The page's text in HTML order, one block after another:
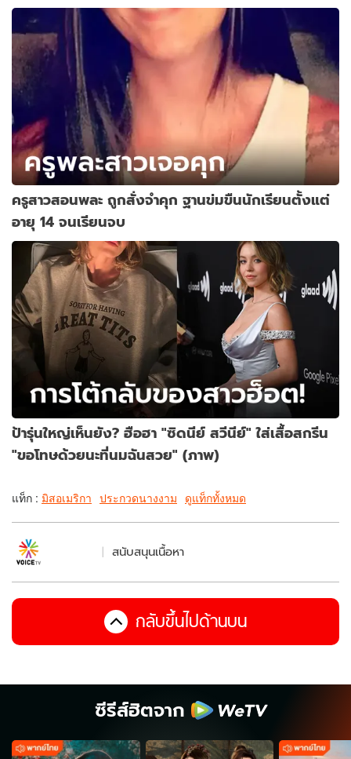
ครูสาวสอนพละ ถูกสั่งจำคุก ฐานข่มขืนนักเรียนตั้งแต่
อายุ 14 จนเรียนจบ
ป้ารุ่นใหญ่เห็นยัง? ฮือฮา "ซิดนีย์ สวีนีย์" ใส่เสื้อสกรีน
"ขอโทษด้วยนะที่นมฉันสวย" (ภาพ)
แท็ก : มิสอเมริกา ประกวดนางงาม ดูแท็กทั้งหมด
สนับสนุนเนื้อหา
กลับขึ้นไปด้านบน
ซีรีส์ฮิตจาก